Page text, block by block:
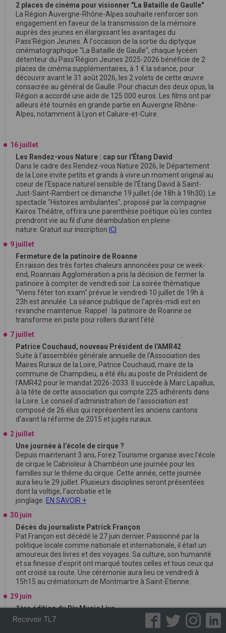
2 places de cinéma pour visionner "La Bataille de Gaulle"
La Région Auvergne-Rhône-Alpes souhaite renforcer son
engagement en faveur de la transmission de la mémoire
auprès des jeunes en élargissant les avantages du
Pass'Région Jeunes. À l'occasion de la sortie du diptyque
cinématographique "La Bataille de Gaulle", chaque lycéen
détenteur du Pass'Région Jeunes 2025-2026 bénéficie de 2
places de cinéma supplémentaires, à 1 € la séance, pour
découvrir avant le 31 août 2026, les 2 volets de cette œuvre
consacrée au général de Gaulle. Pour chacun des deux opus, la
Région a accordé une aide de 125 000 euros. Les films ont par
ailleurs été tournés en grande partie en Auvergne Rhône-
Alpes, notamment à Lyon et Caluire-et-Cuire.
16 juillet
Les Rendez-vous Nature : cap sur l'Étang David
Dans le cadre des Rendez-vous Nature 2026, le Département
de la Loire invite petits et grands à vivre un moment original au
coeur de l'Espace naturel sensible de l'Étang David à Saint-
Just-Saint-Rambert ce dimanche 19 juillet (de 18h à 19h30). Le
spectacle "Histoires ambulantes", proposé par la compagnie
Kaïros Théâtre, offrira une parenthèse poétique où les contes
prendront vie au fil d'une déambulation en pleine
nature. Gratuit sur inscription ICI
9 juillet
Fermeture de la patinoire de Roanne
En raison des très fortes chaleurs annoncées pour ce week-
end, Roannais Agglomération a pris la décision de fermer la
patinoire à compter de vendredi soir. La soirée thématique
"Viens fêter ton exam" prévue le vendredi 10 juillet de 19h à
23h est annulée. La séance publique de l’après-midi est en
revanche maintenue. Rappel : la patinoire de Roanne se
transforme en piste pour rollers durant l'été.
7 juillet
Patrice Couchaud, nouveau Président de l'AMR42
Suite à l'assemblée générale annuelle de l'Association des
Maires Ruraux de la Loire, Patrice Couchaud, maire de la
commune de Champdieu, a été élu au poste de Président de
l'AMR42 pour le mandat 2026-2033. Il succède à Marc Lapallus,
à la tête de cette association qui compte 225 adhérents dans
la Loire. Le conseil d'administration de l'association est
composé de 26 élus qui représentent les anciens cantons
d'avant la réforme de 2015 et jugés ruraux.
2 juillet
Une journée à l’école de cirque ?
Depuis maintenant 3 ans, Forez Tourisme organise avec l’école
de cirque le Cabrioleur à Chambéon une journée pour les
familles sur le thême du cirque. Cette année, cette journée
aura lieu le 29 juillet. Plusieurs disciplines seront présentées
dont la voltige, l’acrobatie et le
jonglage. EN SAVOIR +
30 juin
Décès du journaliste Patrick Françon
Pat Françon est décédé le 27 juin dernier. Passionné par la
politique locale comme nationale et internationale, il était un
amoureux des livres et des voyages. Sa culture, son humanité
et sa finesse d'esprit ont marqué toutes celles et tous ceux qui
ont croisé sa route. Une cérémonie aura lieu ce vendredi à
15h15 au crématorium de Montmartre à Saint-Etienne.
29 juin
1ère édition du Riv Music Live
Le lundi 13 juillet 2026, à partir de 19h30, la place de la
Libération à Rive-de-Gier accueillera la 1ère édition de Riv
Recevoir TL7